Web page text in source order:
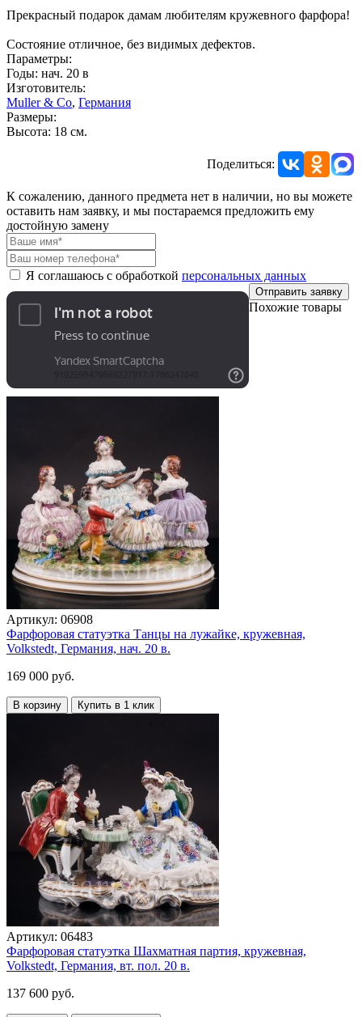
Прекрасный подарок дамам любителям кружевного фарфора!
Состояние отличное, без видимых дефектов.
Параметры:
Годы: нач. 20 в
Изготовитель:
Muller & Co, Германия
Размеры:
Высота: 18 см.
Поделиться:
К сожалению, данного предмета нет в наличии, но вы можете
оставить нам заявку, и мы постараемся предложить ему
достойную замену
Я соглашаюсь с обработкой персональных данных
Отправить заявку
Похожие товары
Артикул: 06908
Фарфоровая статуэтка Танцы на лужайке, кружевная,
Volkstedt, Германия, нач. 20 в.
169 000 руб.
В корзину Купить в 1 клик
Артикул: 06483
Фарфоровая статуэтка Шахматная партия, кружевная,
Volkstedt, Германия, вт. пол. 20 в.
137 600 руб.